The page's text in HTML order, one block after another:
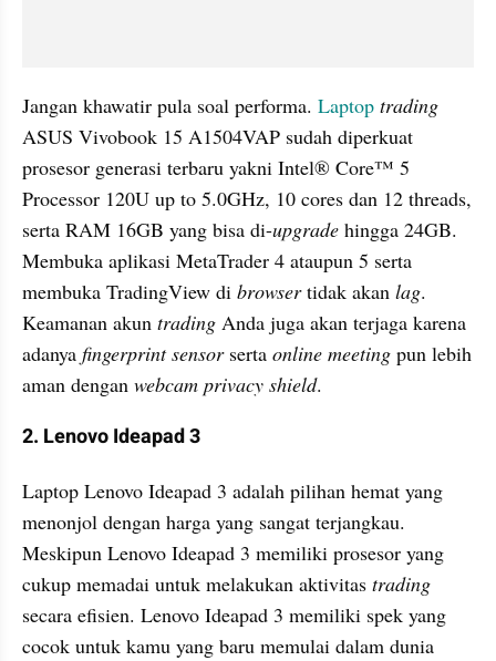
Jangan khawatir pula soal performa. Laptop trading
ASUS Vivobook 15 A1504VAP sudah diperkuat
prosesor generasi terbaru yakni Intel® Core™ 5
Processor 120U up to 5.0GHz, 10 cores dan 12 threads,
serta RAM 16GB yang bisa di-upgrade hingga 24GB.
Membuka aplikasi MetaTrader 4 ataupun 5 serta
membuka TradingView di browser tidak akan lag.
Keamanan akun trading Anda juga akan terjaga karena
adanya fingerprint sensor serta online meeting pun lebih
aman dengan webcam privacy shield.
2. Lenovo Ideapad 3
Laptop Lenovo Ideapad 3 adalah pilihan hemat yang
menonjol dengan harga yang sangat terjangkau.
Meskipun Lenovo Ideapad 3 memiliki prosesor yang
cukup memadai untuk melakukan aktivitas trading
secara efisien. Lenovo Ideapad 3 memiliki spek yang